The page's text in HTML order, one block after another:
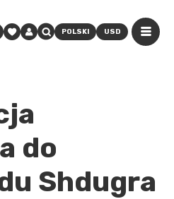
POLSKI USD
do
Shdugra